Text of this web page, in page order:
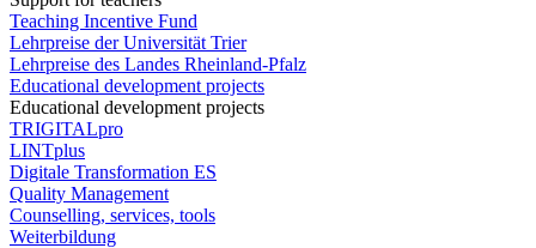
Teaching Incentive Fund
Lehrpreise der Universität Trier
Lehrpreise des Landes Rheinland-Pfalz
Educational development projects
Educational development projects
TRIGITALpro
LINTplus
Digitale Transformation ES
Quality Management
Counselling, services, tools
Weiterbildung